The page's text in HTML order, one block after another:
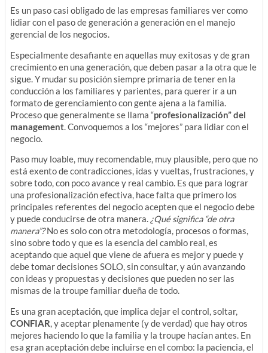
Es un paso casi obligado de las empresas familiares ver como
lidiar con el paso de generación a generación en el manejo
gerencial de los negocios.
Especialmente desafiante en aquellas muy exitosas y de gran
crecimiento en una generación, que deben pasar a la otra que le
sigue. Y mudar su posición siempre primaria de tener en la
conducción a los familiares y parientes, para querer ir a un
formato de gerenciamiento con gente ajena a la familia.
Proceso que generalmente se llama “profesionalización” del
management. Convoquemos a los “mejores” para lidiar con el
negocio.
Paso muy loable, muy recomendable, muy plausible, pero que no
está exento de contradicciones, idas y vueltas, frustraciones, y
sobre todo, con poco avance y real cambio. Es que para lograr
una profesionalización efectiva, hace falta que primero los
principales referentes del negocio acepten que el negocio debe
y puede conducirse de otra manera. ¿Qué significa “de otra
manera”?No es solo con otra metodología, procesos o formas,
sino sobre todo y que es la esencia del cambio real, es
aceptando que aquel que viene de afuera es mejor y puede y
debe tomar decisiones SOLO, sin consultar, y aún avanzando
con ideas y propuestas y decisiones que pueden no ser las
mismas de la troupe familiar dueña de todo.
Es una gran aceptación, que implica dejar el control, soltar,
CONFIAR, y aceptar plenamente (y de verdad) que hay otros
mejores haciendo lo que la familia y la troupe hacían antes. En
esa gran aceptación debe incluirse en el combo: la paciencia, el